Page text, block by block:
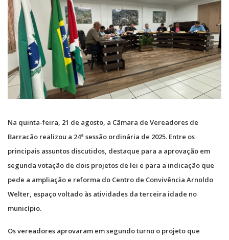
Na quinta-feira, 21 de agosto, a Câmara de Vereadores de
Barracão realizou a 24ª sessão ordinária de 2025. Entre os
principais assuntos discutidos, destaque para a aprovação em
segunda votação de dois projetos de lei e para a indicação que
pede a ampliação e reforma do Centro de Convivência Arnoldo
Welter, espaço voltado às atividades da terceira idade no
município.
Os vereadores aprovaram em segundo turno o projeto que